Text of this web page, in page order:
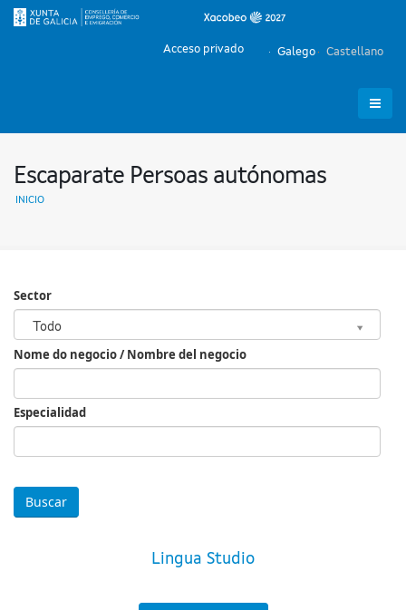
Galego Castellano
Acceso privado
Escaparate Persoas autónomas
INICIO
Sector
Todo
Sector
Nome do negocio / Nombre del negocio
Especialidad
Lingua Studio